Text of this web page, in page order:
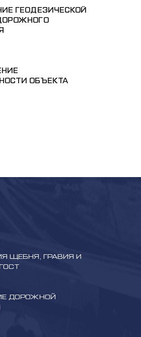
ГЕОДЕЗИЧЕСКОЙ
ОБЪЕКТА
ЩЕБНЯ, ГРАВИЯ И
ДОРОЖНОЙ